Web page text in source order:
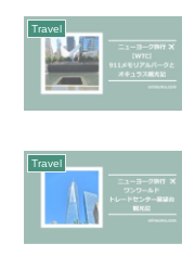
Travel
Travel